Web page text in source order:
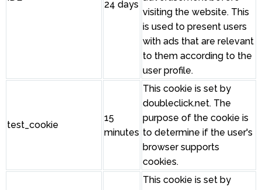
24 days
visiting the website. This
is used to present users
with ads that are relevant
to them according to the
user profile.
test_cookie
15
minutes
This cookie is set by
doubleclick.net. The
purpose of the cookie is
to determine if the user's
browser supports
cookies.
This cookie is set by